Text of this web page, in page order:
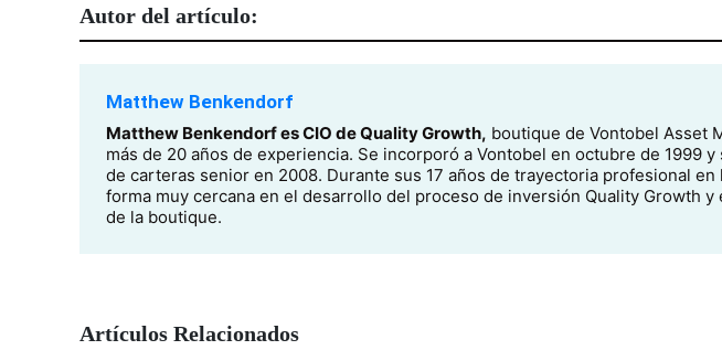
Autor del artículo:
Matthew Benkendorf
Matthew Benkendorf es CIO de Quality Growth, boutique de Vontobel Asset
más de 20 años de experiencia. Se incorporó a Vontobel en octubre de 1999
de carteras senior en 2008. Durante sus 17 años de trayectoria profesional en
forma muy cercana en el desarrollo del proceso de inversión Quality Growth
de la boutique.
Artículos Relacionados